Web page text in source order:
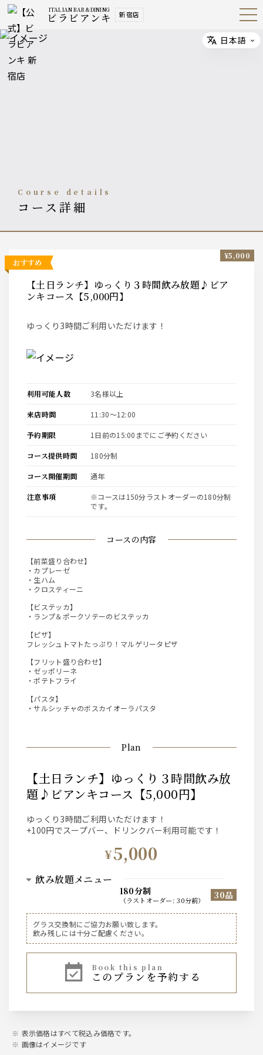
ITALIAN BAR &DINING
ビラビアンキ 新宿店 Open
Navig
course details
コース詳細
おすすめ
【土日ランチ】ゆっくり３時間飲み放題♪ビア
ンキコース【5,000円】
ゆっくり3時間ご利用いただけます！
¥5,000
コースの内容
【前菜盛り合わせ】
・カプレーゼ
・生ハム
・クロスティーニ
【ビステッカ】
・ランプ＆ポークソテーのビステッカ
【ピザ】
フレッシュトマトたっぷり！マルゲリータピザ
【フリット盛り合わせ】
・ゼッポリーネ
・ポテトフライ
【パスタ】
・サルシッチャのボスカイオーラパスタ
利用可能人数 3名様以上
来店時間 11:30〜12:00
予約期限 1日前の15:00までにご予約ください
コース提供時間 180分制
コース開催期間 通年
注意事項
※コースは150分ラストオーダーの180分制
です。
Plan
【土日ランチ】ゆっくり３時間飲み放
題♪ビアンキコース【5,000円】
ゆっくり3時間ご利用いただけます！
+100円でスープバー、ドリンクバー利用可能です！
¥5,000
飲み放題メニュー
180分制
（ ラストオーダー:30分前） 30品
ビール
サントリー プレミアムモルツ 香るエール
スパークリングワイン
赤３種
ヴィッラ ビアンキ / サンジョベーゼ / メルロー
白３種
グラス交換制にご協力お願い致します。
飲み残しには十分ご配慮ください。
book this plan
このプランを予約する
表示価格はすべて税込み価格です。
画像はイメージです
Select
日本語